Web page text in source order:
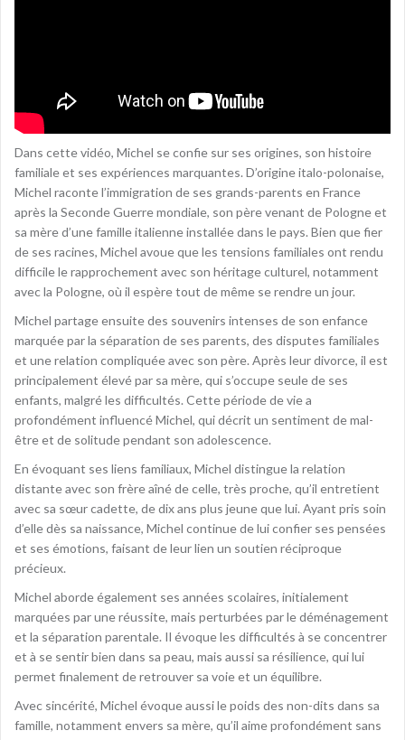
Dans cette vidéo, Michel se confie sur ses origines, son histoire
familiale et ses expériences marquantes. D’origine italo-polonaise,
Michel raconte l’immigration de ses grands-parents en France
après la Seconde Guerre mondiale, son père venant de Pologne et
sa mère d’une famille italienne installée dans le pays. Bien que fier
de ses racines, Michel avoue que les tensions familiales ont rendu
difficile le rapprochement avec son héritage culturel, notamment
avec la Pologne, où il espère tout de même se rendre un jour.
Michel partage ensuite des souvenirs intenses de son enfance
marquée par la séparation de ses parents, des disputes familiales
et une relation compliquée avec son père. Après leur divorce, il est
principalement élevé par sa mère, qui s’occupe seule de ses
enfants, malgré les difficultés. Cette période de vie a
profondément influencé Michel, qui décrit un sentiment de mal-
être et de solitude pendant son adolescence.
En évoquant ses liens familiaux, Michel distingue la relation
distante avec son frère aîné de celle, très proche, qu’il entretient
avec sa sœur cadette, de dix ans plus jeune que lui. Ayant pris soin
d’elle dès sa naissance, Michel continue de lui confier ses pensées
et ses émotions, faisant de leur lien un soutien réciproque
précieux.
Michel aborde également ses années scolaires, initialement
marquées par une réussite, mais perturbées par le déménagement
et la séparation parentale. Il évoque les difficultés à se concentrer
et à se sentir bien dans sa peau, mais aussi sa résilience, qui lui
permet finalement de retrouver sa voie et un équilibre.
Avec sincérité, Michel évoque aussi le poids des non-dits dans sa
famille, notamment envers sa mère, qu’il aime profondément sans